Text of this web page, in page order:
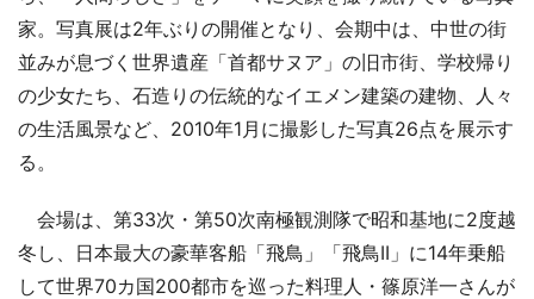
家。写真展は2年ぶりの開催となり、会期中は、中世の街
並みが息づく世界遺産「首都サヌア」の旧市街、学校帰り
の少女たち、石造りの伝統的なイエメン建築の建物、人々
の生活風景など、2010年1月に撮影した写真26点を展示す
る。
会場は、第33次・第50次南極観測隊で昭和基地に2度越
冬し、日本最大の豪華客船「飛鳥」「飛鳥II」に14年乗船
して世界70カ国200都市を巡った料理人・篠原洋一さんが